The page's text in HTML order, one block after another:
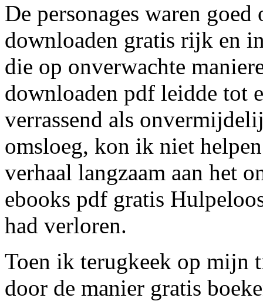
De personages waren
downloaden gratis rijk en
die op onverwachte
downloaden pdf leidde tot
verrassend als
omsloeg, kon ik niet
verhaal langzaam aan het
ebooks pdf gratis
had verloren.
Toen ik terugkeek op mijn
door de manier gratis